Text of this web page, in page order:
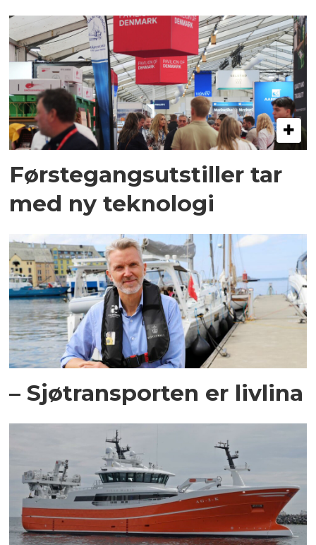
Førstegangsutstiller tar
med ny teknologi
– Sjøtransporten er livlina